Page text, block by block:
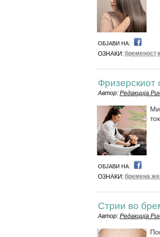
ОБЈАВИ НА:
ОЗНАКИ:бременост
Фризерскиот
Автор: Редакција
ОБЈАВИ НА:
ОЗНАКИ:бремена
Стрии во
Автор: Редакција